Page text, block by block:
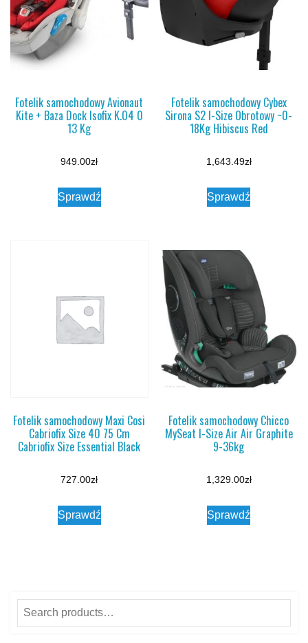
Fotelik samochodowy Avionaut
Kite + Baza Dock Isofix K.04 0
13 Kg
949.00zł
Sprawdź
Fotelik samochodowy Cybex
Sirona S2 I-Size Obrotowy ~0-
18Kg Hibiscus Red
1,643.49zł
Sprawdź
Fotelik samochodowy Maxi Cosi
Cabriofix Size 40 75 Cm
Cabriofix Size Essential Black
727.00zł
Sprawdź
Fotelik samochodowy Chicco
MySeat I-Size Air Air Graphite
9-36kg
1,329.00zł
Sprawdź
Search
for: